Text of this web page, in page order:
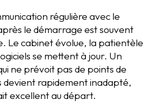
régulière avec le
le démarrage est souvent
Le cabinet évolue, la patientèle
se mettent à jour. Un
ne prévoit pas de points de
devient rapidement inadapté,
excellent au départ.